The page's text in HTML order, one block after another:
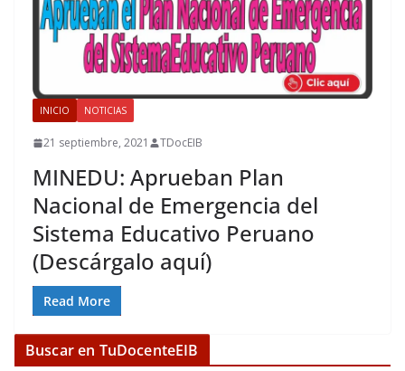
INICIO NOTICIAS
21 septiembre, 2021 TDocEIB
MINEDU: Aprueban Plan
Nacional de Emergencia del
Sistema Educativo Peruano
(Descárgalo aquí)
Read More
Buscar en TuDocenteEIB